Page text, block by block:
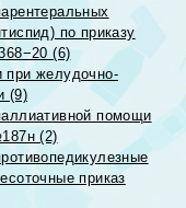
по приказу
(6)
при желудочно-
(9)
помощи
(2)
приказ